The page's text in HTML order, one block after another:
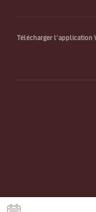
Télécharger l’application